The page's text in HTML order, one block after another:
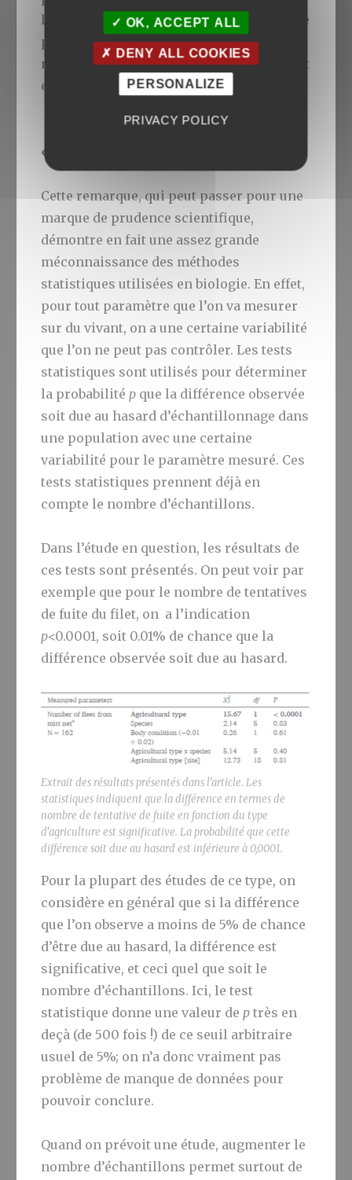
létaux sur le comportement du cocktail de
pesticides auxquels les oiseaux se
nourrissant dans les champs non bio sont
exposés
« 164 oiseaux, c’est trop peu »
Cette remarque, qui peut passer pour une
marque de prudence scientifique,
démontre en fait une assez grande
méconnaissance des méthodes
statistiques utilisées en biologie. En effet,
pour tout paramètre que l’on va mesurer
sur du vivant, on a une certaine variabilité
que l’on ne peut pas contrôler. Les tests
statistiques sont utilisés pour déterminer
la probabilité p que la différence observée
soit due au hasard d’échantillonnage dans
une population avec une certaine
variabilité pour le paramètre mesuré. Ces
tests statistiques prennent déjà en
compte le nombre d’échantillons.
Dans l’étude en question, les résultats de
ces tests sont présentés. On peut voir par
exemple que pour le nombre de tentatives
de fuite du filet, on a l’indication
p<0.0001, soit 0.01% de chance que la
différence observée soit due au hasard.
Extrait des résultats présentés dans l’article. Les
statistiques indiquent que la différence en termes de
nombre de tentative de fuite en fonction du type
d’agriculture est significative. La probabilité que cette
différence soit due au hasard est inférieure à 0,0001.
Pour la plupart des études de ce type, on
considère en général que si la différence
que l’on observe a moins de 5% de chance
d’être due au hasard, la différence est
significative, et ceci quel que soit le
nombre d’échantillons. Ici, le test
statistique donne une valeur de p très en
deçà (de 500 fois !) de ce seuil arbitraire
usuel de 5%; on n’a donc vraiment pas
problème de manque de données pour
pouvoir conclure.
Quand on prévoit une étude, augmenter le
nombre d’échantillons permet surtout de
OK, ACCEPT ALL
DENY ALL COOKIES
PERSONALIZE
PRIVACY POLICY